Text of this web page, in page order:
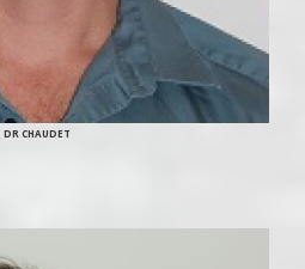
DR CHAUDET